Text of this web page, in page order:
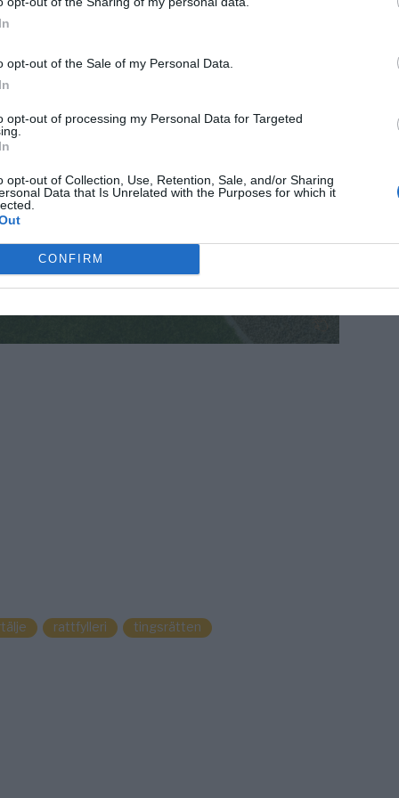
opt-out of the Sale of my Personal Data.
opt-out of processing my Personal Data for Targeted
opt-out of Collection, Use, Retention, Sale, and/or Sharing
Data that Is Unrelated with the Purposes for which it
CONFIRM
rattfylleri tingsrätten